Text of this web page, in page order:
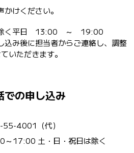
かけください。
く平日 13:00 ～ 19:00
込み後に担当者からご連絡し、調整
いただきます。
での申し込み
4001（代）
17:00 土・日・祝日は除く